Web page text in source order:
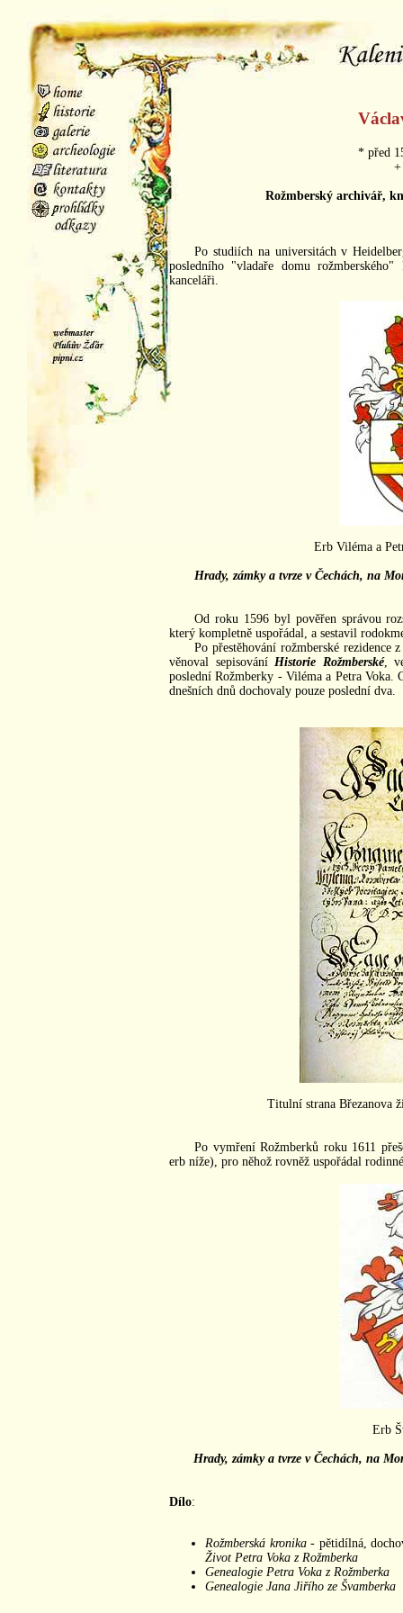
* před
+
Rožmberský archivář,
Po studiích na universitách v
posledního "vladaře domu
kanceláři.
Erb Viléma a
Hrady, zámky a tvrze v Čechách, na
Od roku 1596 byl pověřen správou
který kompletně uspořádal, a sestavil
Po přestěhování rožmberské rezidence
věnoval sepisování Historie Rožmberské,
poslední Rožmberky - Viléma a Petra Voka.
dnešních dnů dochovaly pouze poslední dva.
Titulní strana Březanova
Po vymření Rožmberků roku 1611
erb níže), pro něhož rovněž uspořádal
Erb
Hrady, zámky a tvrze v Čechách, na
Dílo:
Rožmberská kronika- pětidílná,
Život Petra Voka z Rožmberka
Genealogie Petra Voka z Rožmberka
Genealogie Jana Jiřího ze Švamberka